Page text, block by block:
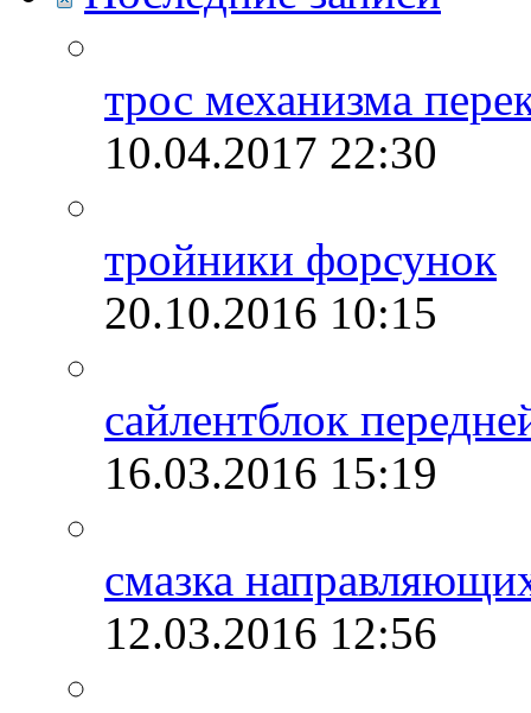
трос механизма
10.04.2017 22:30
тройники форсунок
20.10.2016 10:15
сайлентблок
16.03.2016 15:19
смазка
12.03.2016 12:56